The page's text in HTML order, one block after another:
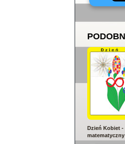
Dzień Kobiet -